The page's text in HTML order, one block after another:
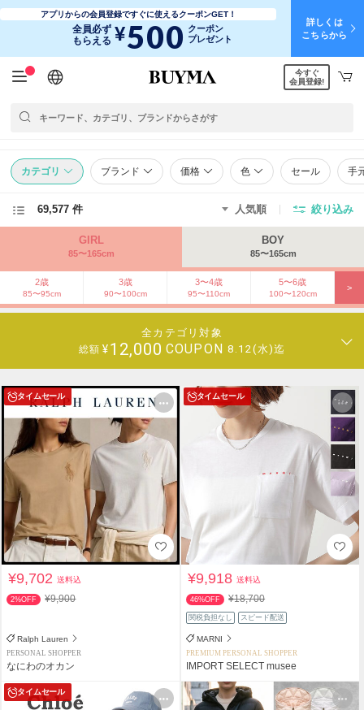
アプリからの会員登録ですぐに使えるクーポンGET！
全員必ず
もらえる ¥500 クーポン
プレゼント
詳しくは
こちらから
日本語
English
简体中文
繁體中文
今すぐ
会員登録!
カテゴリ ブランド 価格 色 セール 手
69,577 件 人気順 絞り込み
GIRL
85〜165cm
BOY
85〜165cm
2歳
85〜95cm
3歳
90〜100cm
3〜4歳
95〜110cm
5〜6歳
100〜120cm
>
全カテゴリ対象
総額 ¥12,000 COUPON 8.12(水)迄
タイムセール
¥9,702送料込
2%OFF ¥9,900
Ralph Lauren
PERSONAL SHOPPER
なにわのオカン
タイムセール
¥9,918送料込
46%OFF ¥18,700
関税負担なし スピード配送
MARNI
PREMIUM PERSONAL SHOPPER
IMPORT SELECT musee
タイムセール